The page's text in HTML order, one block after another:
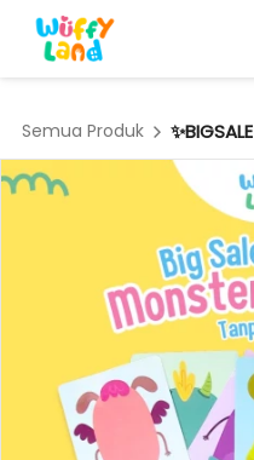
Semua Produk ✨BIGSALE